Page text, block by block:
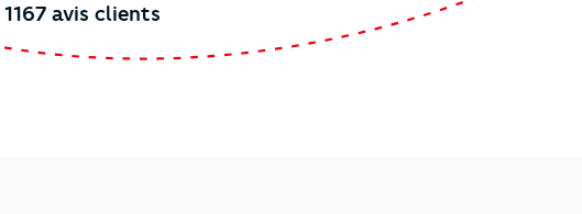
1167 avis clients